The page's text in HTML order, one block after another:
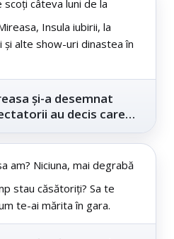
scoți câteva luni de la
Insula iubirii, la
și alte show-uri dinastea în
și-a desemnat
au decis care
am? Niciuna, mai degrabă
stau căsătoriți? Sa te
te-ai mărita în gara.